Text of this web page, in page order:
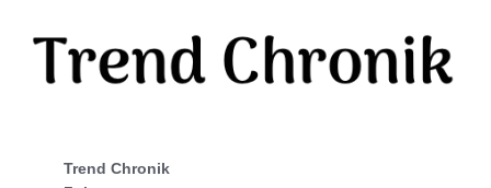
Trend Chronik